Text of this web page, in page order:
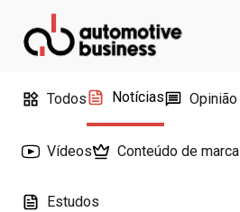
Todos Notícias Opinião
Vídeos Conteúdo de marca
Estudos